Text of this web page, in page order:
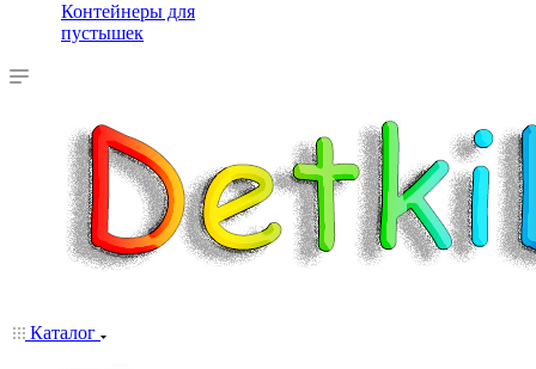
Контейнеры для
пустышек
Каталог